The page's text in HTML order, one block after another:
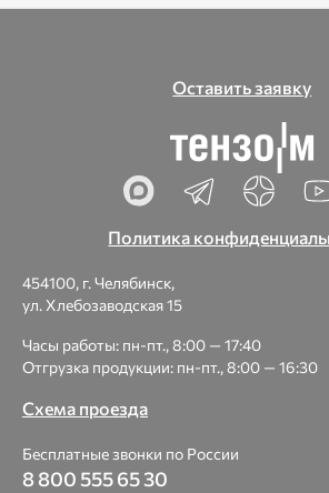
Оставить заявку
Политика
454100, г. Челябинск,
ул. Хлебозаводская 15
Часы работы: пн-пт., 8:00 — 17:40
Отгрузка продукции: пн-пт., 8:00 — 16:30
Схема проезда
Бесплатные звонки по России
8 800 555 65 30